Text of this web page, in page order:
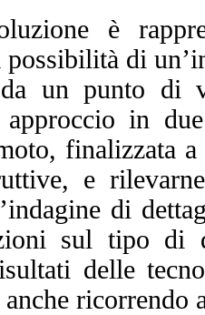
è
possibilità di
un punto di
approccio in
finalizzata
e
di
sul tipo di
delle
ricorrendo